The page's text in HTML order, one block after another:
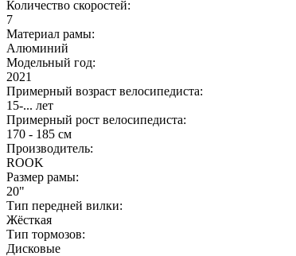
Количество скоростей:
7
Материал рамы:
Алюминий
Модельный год:
2021
Примерный возраст велосипедиста:
15-... лет
Примерный рост велосипедиста:
170 - 185 см
Производитель:
ROOK
Размер рамы:
20"
Тип передней вилки:
Жёсткая
Тип тормозов:
Дисковые